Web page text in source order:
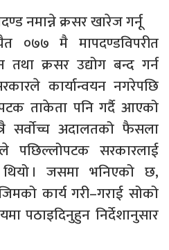
नमान्ने क्रसर खारेज गर्नू
०७७ मै मापदण्डविपरीत
तथा क्रसर उद्योग बन्द गर्न
कार्यान्वयन नगरेपछि
ताकेता पनि गर्दै आएको
सर्वाेच्च अदालतको फैसला
पछिल्लोपटक सरकारलाई
। जसमा भनिएको छ,
कार्य गरी–गराई सोको
पठाइदिनुहुन निर्देशानुसार